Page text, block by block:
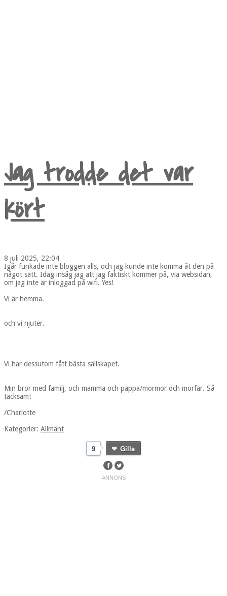
Jag trodde det var
kört
8 juli 2025, 22:04
Igår funkade inte bloggen alls, och jag kunde inte komma åt den på
något sätt. Idag insåg jag att jag faktiskt kommer på, via websidan,
om jag inte är inloggad på wifi. Yes!
Vi är hemma.
och vi njuter.
Vi har dessutom fått bästa sällskapet.
Min bror med familj, och mamma och pappa/mormor och morfar. Så
tacksam!
/Charlotte
Kategorier: Allmänt
9 Gilla